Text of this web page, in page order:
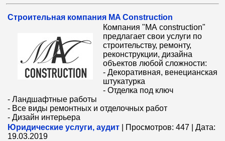
Cтроительная компания MA Construction
Компания "МА construction"
предлагает свои услуги по
строительству, ремонту,
реконструкции, дизайна
объектов любой сложности:
- Декоративная, венецианская
штукатурка
- Отделка под ключ
- Ландшафтные работы
- Все виды ремонтных и отделочных работ
- Дизайн интерьера
Юридические услуги, аудит
Просмотров: 447
Дата:
19.03.2019